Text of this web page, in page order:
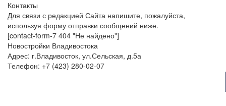
Контакты
Для связи с редакцией Сайта напишите, пожалуйста,
используя форму отправки сообщений ниже.
[contact-form-7 404 "Не найдено"]
Новостройки Владивостока
Адрес: г.Владивосток, ул.Сельская, д.5а
Телефон: +7 (423) 280-02-07